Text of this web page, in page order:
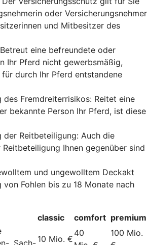
oder Versicherungsnehmer
und Mitbesitzer des
eine befreundete oder
Ihr Pferd nicht gewerbsmäßig,
durch Ihr Pferd entstandene
des Fremdreiterrisikos: Reitet eine
bekannte Person Ihr Pferd, ist diese
der Reitbeteiligung: Auch die
Reitbeteiligung Ihnen gegenüber sind
und ungewolltem Deckakt
von Fohlen bis zu 18 Monate nach
classic comfort premium
, Sach-10 Mio. €
40
100 Mio.